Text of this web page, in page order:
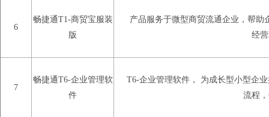
6
畅捷通T1-商贸宝服装
版
产品服务于微型商贸流通企业，帮
经
7
畅捷通T6-企业管理软
件
T6-企业管理软件， 为成长型小型企
流程